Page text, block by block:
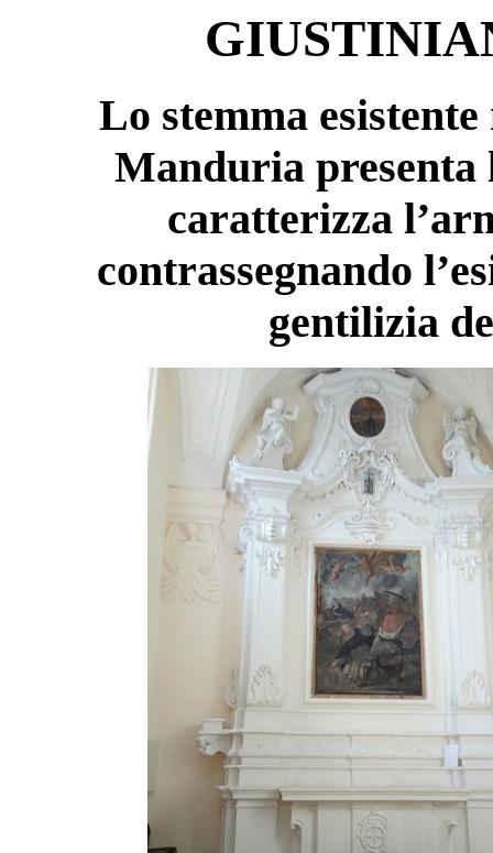
Lo stemma
Manduria
caratterizza
contrassegnando
gentilizia